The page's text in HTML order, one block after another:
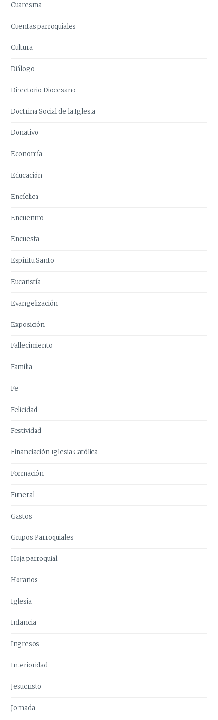
Cuaresma
Cuentas parroquiales
Cultura
Diálogo
Directorio Diocesano
Doctrina Social de la Iglesia
Donativo
Economía
Educación
Encíclica
Encuentro
Encuesta
Espíritu Santo
Eucaristía
Evangelización
Exposición
Fallecimiento
Familia
Fe
Felicidad
Festividad
Financiación Iglesia Católica
Formación
Funeral
Gastos
Grupos Parroquiales
Hoja parroquial
Horarios
Iglesia
Infancia
Ingresos
Interioridad
Jesucristo
Jornada